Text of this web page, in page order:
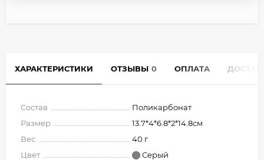
ХАРАКТЕРИСТИКИ ОТЗЫВЫ 0 ОПЛАТА
Состав
Поликарбонат
Размер
13.7*4*6.8*2*14.8см
Вес
40 г
Цвет
Серый